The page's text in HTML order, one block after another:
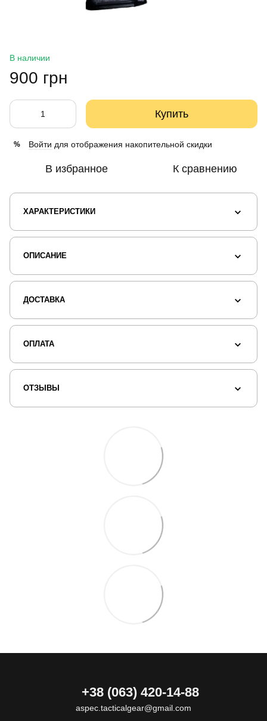
В наличии
900 грн
Купить
% Войти для отображения накопительной скидки
В избранное К сравнению
ХАРАКТЕРИСТИКИ
ОПИСАНИЕ
ДОСТАВКА
ОПЛАТА
ОТЗЫВЫ
+38 (063) 420-14-88
aspec.tacticalgear@gmail.com